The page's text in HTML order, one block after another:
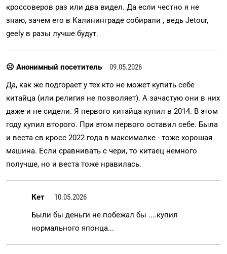
кроссоверов раз или два видел. Да если честно я не
знаю, зачем его в Калининграде собирали , ведь Jetour,
geely в разы лучше будут.
☹ Анонимный посетитель
09.05.2026
Да, как же подгорает у тех кто не может купить себе
китайца (или религия не позволяет). А зачастую они в них
даже и не сидели. Я первого китайца купил в 2014. В этом
году купил второго. При этом первого оставил себе. Была
и веста св кросс 2022 года в максималке - тоже хорошая
машина. Если сравнивать с чери, то китаец немного
получше, но и веста тоже нравилась.
Кет
10.05.2026
Были бы деньги не побежал бы ....купил
нормального японца...